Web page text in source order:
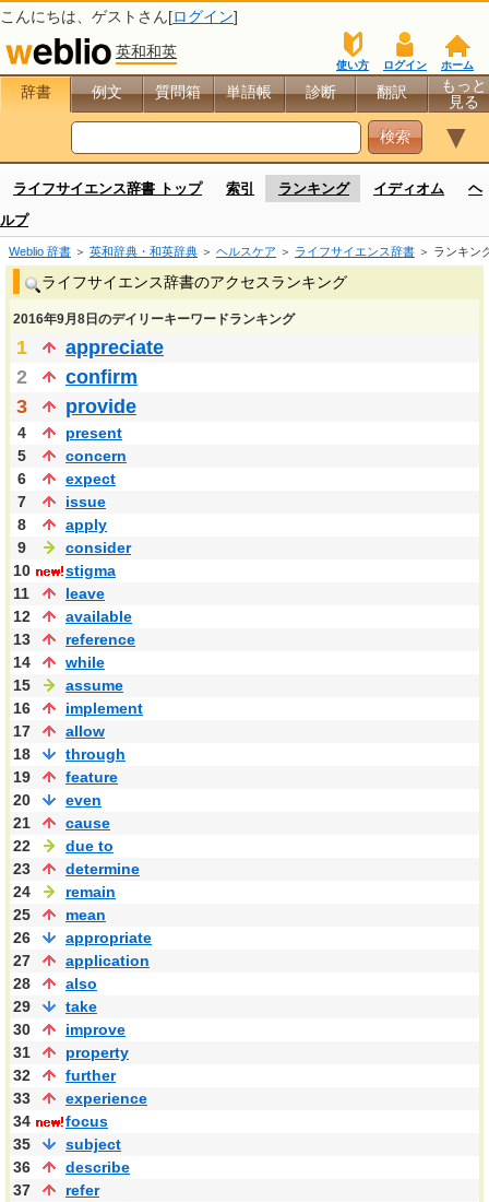
こんにちは、 ゲスト さん[ログイン]
英和和英
ホーム
ログイン
使い方
辞書 例文 質問箱 単語帳 診断 翻訳
もっと
見る
▼
ライフサイエンス辞書 トップ 索引 ランキング イディオム
ヘ
ルプ
Weblio 辞書 ＞ 英和辞典・和英辞典 ＞ ヘルスケア ＞ ライフサイエンス辞書 ＞ ランキン
ライフサイエンス辞書のアクセスランキング
2016年9月8日のデイリーキーワードランキング
1
appreciate
2
confirm
3
provide
4
present
5
concern
6
expect
7
issue
8
apply
9
consider
10
stigma
11
leave
12
available
13
reference
14
while
15
assume
16
implement
17
allow
18
through
19
feature
20
even
21
cause
22
due to
23
determine
24
remain
25
mean
26
appropriate
27
application
28
also
29
take
30
improve
31
property
32
further
33
experience
34
focus
35
subject
36
describe
37
refer